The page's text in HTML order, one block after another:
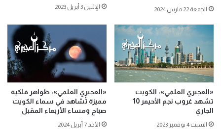
الجمعة 22 مارس 2024 الإثنين 3 أبريل 2023
«العجيري العلمي»: الكويت
تشهد غروب نجم الأحيمر 10
الجاري
السبت 4 نوفمبر 2023
«العجيري العلمي»: ظواهر فلكية
مميزة تُشاهد في سماء الكويت
صباح ومساء الأربعاء المقبل
الأحد 7 أبريل 2024